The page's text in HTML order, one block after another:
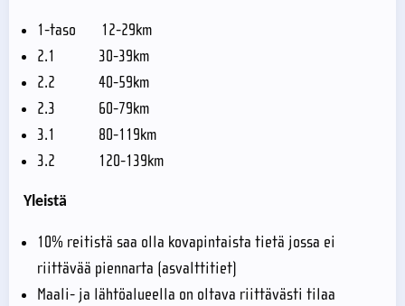
1-taso 12-29km
2.1 30-39km
2.2 40-59km
2.3 60-79km
3.1 80-119km
3.2 120-139km
Yleistä
10% reitistä saa olla kovapintaista tietä jossa ei
riittävää piennarta (asvalttitiet)
Maali- ja lähtöalueella on oltava riittävästi tilaa